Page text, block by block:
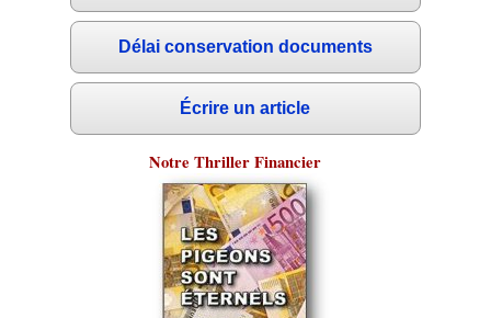
Délai conservation documents
Écrire un article
Notre Thriller Financier